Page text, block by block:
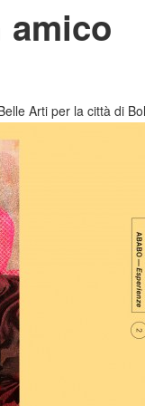
Arti per la città di